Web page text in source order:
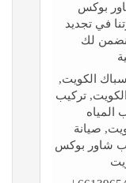
بوكس
في تجديد
نضمن لك
الكويت,
تركيب
صيانة
شاور بوكس